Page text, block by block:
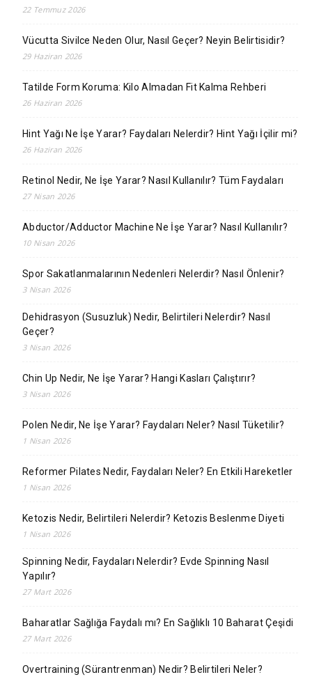
22 Temmuz 2026
Vücutta Sivilce Neden Olur, Nasıl Geçer? Neyin Belirtisidir?
29 Haziran 2026
Tatilde Form Koruma: Kilo Almadan Fit Kalma Rehberi
26 Haziran 2026
Hint Yağı Ne İşe Yarar? Faydaları Nelerdir? Hint Yağı İçilir mi?
26 Haziran 2026
Retinol Nedir, Ne İşe Yarar? Nasıl Kullanılır? Tüm Faydaları
27 Nisan 2026
Abductor/Adductor Machine Ne İşe Yarar? Nasıl Kullanılır?
10 Nisan 2026
Spor Sakatlanmalarının Nedenleri Nelerdir? Nasıl Önlenir?
3 Nisan 2026
Dehidrasyon (Susuzluk) Nedir, Belirtileri Nelerdir? Nasıl
Geçer?
3 Nisan 2026
Chin Up Nedir, Ne İşe Yarar? Hangi Kasları Çalıştırır?
3 Nisan 2026
Polen Nedir, Ne İşe Yarar? Faydaları Neler? Nasıl Tüketilir?
1 Nisan 2026
Reformer Pilates Nedir, Faydaları Neler? En Etkili Hareketler
1 Nisan 2026
Ketozis Nedir, Belirtileri Nelerdir? Ketozis Beslenme Diyeti
1 Nisan 2026
Spinning Nedir, Faydaları Nelerdir? Evde Spinning Nasıl
Yapılır?
27 Mart 2026
Baharatlar Sağlığa Faydalı mı? En Sağlıklı 10 Baharat Çeşidi
27 Mart 2026
Overtraining (Sürantrenman) Nedir? Belirtileri Neler?